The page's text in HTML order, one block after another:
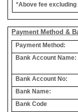
*Above fee excluding
Payment Method &
Payment Method:
Bank Account Name:
Bank Account No:
Bank Name:
Bank Code